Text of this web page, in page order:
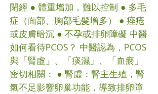
閉經 ● 體重增加，難以控制 ● 多毛
症（面部、胸部毛髮增多） ● 痤疮
或皮膚暗沉 ● 不孕或排卵障礙 中醫
如何看待PCOS？ 中醫認為，PCOS
與「腎虛」、「痰濕」、「血瘀」
密切相關： ● 腎虛：腎主生殖，腎
氣不足影響卵巢功能，導致排卵障